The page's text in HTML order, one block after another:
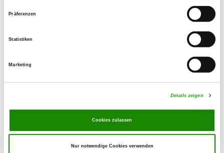
Präferenzen
Statistiken
Marketing
Details zeigen
Cookies zulassen
Nur notwendige Cookies verwenden
...to the website